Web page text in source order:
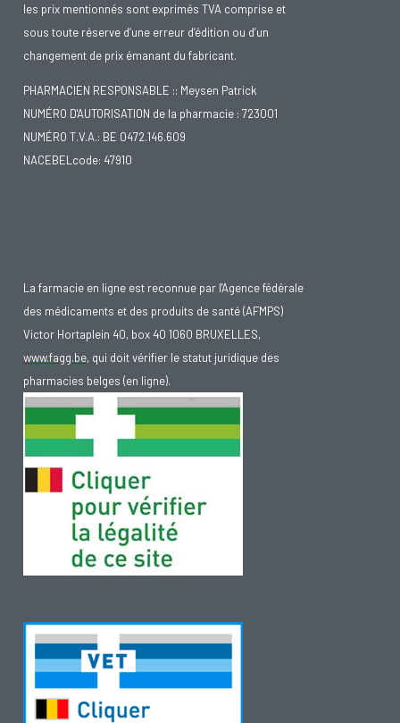
les prix mentionnés sont exprimés TVA comprise et
sous toute réserve d’une erreur d’édition ou d’un
changement de prix émanant du fabricant.
PHARMACIEN RESPONSABLE :: Meysen Patrick
NUMÉRO D'AUTORISATION de la pharmacie : 723001
NUMÉRO T.V.A.: BE 0472.146.609
NACEBELcode: 47910
La farmacie en ligne est reconnue par l'Agence fédérale
des médicaments et des produits de santé (AFMPS)
Victor Hortaplein 40, box 40 1060 BRUXELLES,
www.fagg.be, qui doit vérifier le statut juridique des
pharmacies belges (en ligne).